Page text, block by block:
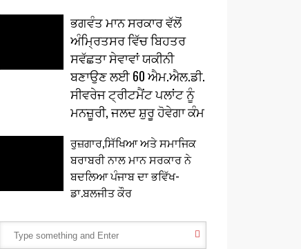
ਭਗਵੰਤ ਮਾਨ ਸਰਕਾਰ ਵੱਲੋਂ
ਅੰਮ੍ਰਿਤਸਰ ਵਿੱਚ ਬਿਹਤਰ
ਸਵੱਛਤਾ ਸੇਵਾਵਾਂ ਯਕੀਨੀ
ਬਣਾਉਣ ਲਈ 60 ਐਮ.ਐਲ.ਡੀ.
ਸੀਵਰੇਜ ਟ੍ਰੀਟਮੈਂਟ ਪਲਾਂਟ ਨੂੰ
ਮਨਜ਼ੂਰੀ, ਜਲਦ ਸ਼ੁਰੂ ਹੋਵੇਗਾ ਕੰਮ
ਰੁਜ਼ਗਾਰ,ਸਿੱਖਿਆ ਅਤੇ ਸਮਾਜਿਕ
ਬਰਾਬਰੀ ਨਾਲ ਮਾਨ ਸਰਕਾਰ ਨੇ
ਬਦਲਿਆ ਪੰਜਾਬ ਦਾ ਭਵਿੱਖ-
ਡਾ.ਬਲਜੀਤ ਕੌਰ